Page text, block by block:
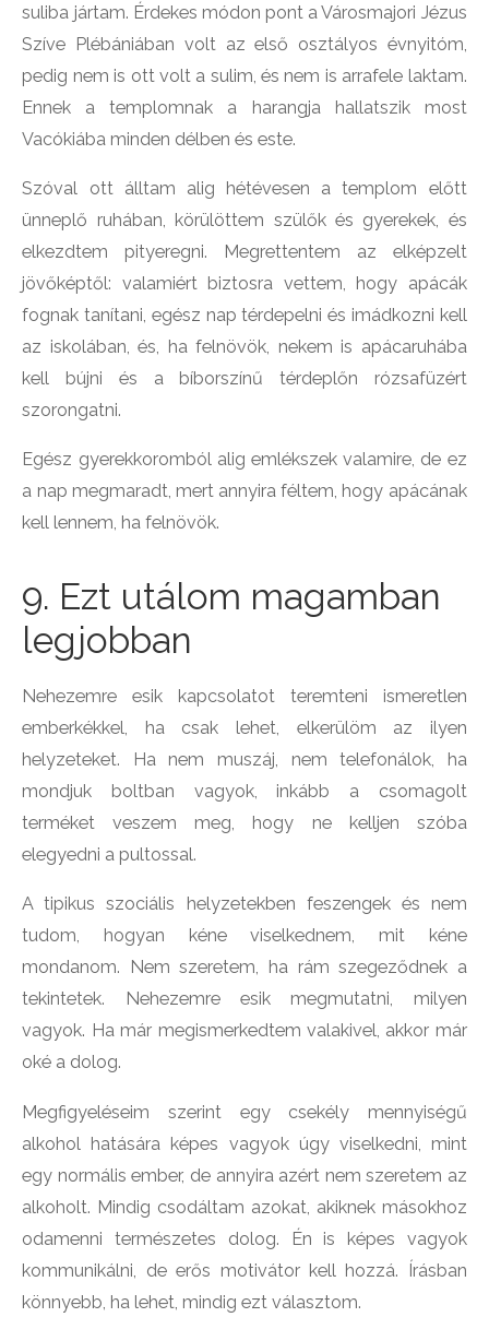
suliba jártam. Érdekes módon pont a Városmajori Jézus
Szíve Plébániában volt az első osztályos évnyitóm,
pedig nem is ott volt a sulim, és nem is arrafele laktam.
Ennek a templomnak a harangja hallatszik most
Vacókiába minden délben és este.
Szóval ott álltam alig hétévesen a templom előtt
ünneplő ruhában, körülöttem szülők és gyerekek, és
elkezdtem pityeregni. Megrettentem az elképzelt
jövőképtől: valamiért biztosra vettem, hogy apácák
fognak tanítani, egész nap térdepelni és imádkozni kell
az iskolában, és, ha felnövök, nekem is apácaruhába
kell bújni és a bíborszínű térdeplőn rózsafüzért
szorongatni.
Egész gyerekkoromból alig emlékszek valamire, de ez
a nap megmaradt, mert annyira féltem, hogy apácának
kell lennem, ha felnövök.
9. Ezt utálom magamban
legjobban
Nehezemre esik kapcsolatot teremteni ismeretlen
emberkékkel, ha csak lehet, elkerülöm az ilyen
helyzeteket. Ha nem muszáj, nem telefonálok, ha
mondjuk boltban vagyok, inkább a csomagolt
terméket veszem meg, hogy ne kelljen szóba
elegyedni a pultossal.
A tipikus szociális helyzetekben feszengek és nem
tudom, hogyan kéne viselkednem, mit kéne
mondanom. Nem szeretem, ha rám szegeződnek a
tekintetek. Nehezemre esik megmutatni, milyen
vagyok. Ha már megismerkedtem valakivel, akkor már
oké a dolog.
Megfigyeléseim szerint egy csekély mennyiségű
alkohol hatására képes vagyok úgy viselkedni, mint
egy normális ember, de annyira azért nem szeretem az
alkoholt. Mindig csodáltam azokat, akiknek másokhoz
odamenni természetes dolog. Én is képes vagyok
kommunikálni, de erős motivátor kell hozzá. Írásban
könnyebb, ha lehet, mindig ezt választom.